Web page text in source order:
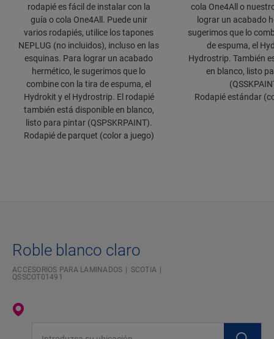
rodapié es fácil de instalar con la
guía o cola One4All. Puede unir
varios rodapiés, utilice los tapones
NEPLUG (no incluidos), incluso en las
esquinas. Para lograr un acabado
hermético, le sugerimos que lo
combine con la tira de espuma, el
Hydrokit y el Hydrostrip. El rodapié
también está disponible en blanco,
listo para pintar (QSPSKRPAINT).
Rodapié de parquet (color a juego)
cola One4All o
lograr un acabado
sugerimos que lo
de espuma, el
Hydrostrip. También
en blanco, listo
Rodapié estándar
Roble blanco claro
ACCESORIOS PARA LAMINADOS
SCOTIA
QSSCOT01491